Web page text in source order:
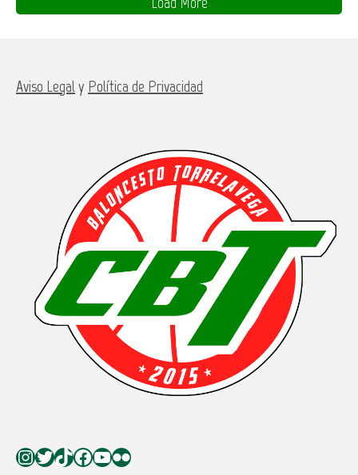
Aviso Legal y Política de Privacidad
Instagram
Twitter
TikTokFacebook
YouTube
Flickr